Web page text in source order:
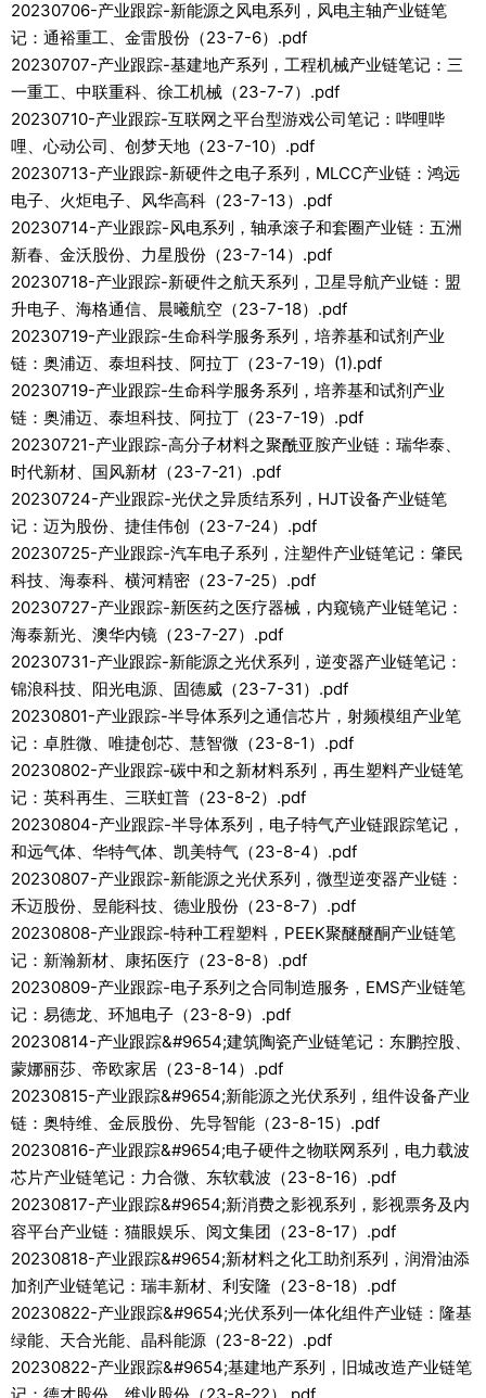
20230706-产业跟踪-新能源之风电系列，风电主轴产业链笔
记：通裕重工、金雷股份（23-7-6）.pdf
20230707-产业跟踪-基建地产系列，工程机械产业链笔记：三
一重工、中联重科、徐工机械（23-7-7）.pdf
20230710-产业跟踪-互联网之平台型游戏公司笔记：哔哩哔
哩、心动公司、创梦天地（23-7-10）.pdf
20230713-产业跟踪-新硬件之电子系列，MLCC产业链：鸿远
电子、火炬电子、风华高科（23-7-13）.pdf
20230714-产业跟踪-风电系列，轴承滚子和套圈产业链：五洲
新春、金沃股份、力星股份（23-7-14）.pdf
20230718-产业跟踪-新硬件之航天系列，卫星导航产业链：盟
升电子、海格通信、晨曦航空（23-7-18）.pdf
20230719-产业跟踪-生命科学服务系列，培养基和试剂产业
链：奥浦迈、泰坦科技、阿拉丁（23-7-19）(1).pdf
20230719-产业跟踪-生命科学服务系列，培养基和试剂产业
链：奥浦迈、泰坦科技、阿拉丁（23-7-19）.pdf
20230721-产业跟踪-高分子材料之聚酰亚胺产业链：瑞华泰、
时代新材、国风新材（23-7-21）.pdf
20230724-产业跟踪-光伏之异质结系列，HJT设备产业链笔
记：迈为股份、捷佳伟创（23-7-24）.pdf
20230725-产业跟踪-汽车电子系列，注塑件产业链笔记：肇民
科技、海泰科、横河精密（23-7-25）.pdf
20230727-产业跟踪-新医药之医疗器械，内窥镜产业链笔记：
海泰新光、澳华内镜（23-7-27）.pdf
20230731-产业跟踪-新能源之光伏系列，逆变器产业链笔记：
锦浪科技、阳光电源、固德威（23-7-31）.pdf
20230801-产业跟踪-半导体系列之通信芯片，射频模组产业笔
记：卓胜微、唯捷创芯、慧智微（23-8-1）.pdf
20230802-产业跟踪-碳中和之新材料系列，再生塑料产业链笔
记：英科再生、三联虹普（23-8-2）.pdf
20230804-产业跟踪-半导体系列，电子特气产业链跟踪笔记，
和远气体、华特气体、凯美特气（23-8-4）.pdf
20230807-产业跟踪-新能源之光伏系列，微型逆变器产业链：
禾迈股份、昱能科技、德业股份（23-8-7）.pdf
20230808-产业跟踪-特种工程塑料，PEEK聚醚醚酮产业链笔
记：新瀚新材、康拓医疗（23-8-8）.pdf
20230809-产业跟踪-电子系列之合同制造服务，EMS产业链笔
记：易德龙、环旭电子（23-8-9）.pdf
20230814-产业跟踪&#9654;建筑陶瓷产业链笔记：东鹏控股、
蒙娜丽莎、帝欧家居（23-8-14）.pdf
20230815-产业跟踪&#9654;新能源之光伏系列，组件设备产业
链：奥特维、金辰股份、先导智能（23-8-15）.pdf
20230816-产业跟踪&#9654;电子硬件之物联网系列，电力载波
芯片产业链笔记：力合微、东软载波（23-8-16）.pdf
20230817-产业跟踪&#9654;新消费之影视系列，影视票务及内
容平台产业链：猫眼娱乐、阅文集团（23-8-17）.pdf
20230818-产业跟踪&#9654;新材料之化工助剂系列，润滑油添
加剂产业链笔记：瑞丰新材、利安隆（23-8-18）.pdf
20230822-产业跟踪&#9654;光伏系列一体化组件产业链：隆基
绿能、天合光能、晶科能源（23-8-22）.pdf
20230822-产业跟踪&#9654;基建地产系列，旧城改造产业链笔